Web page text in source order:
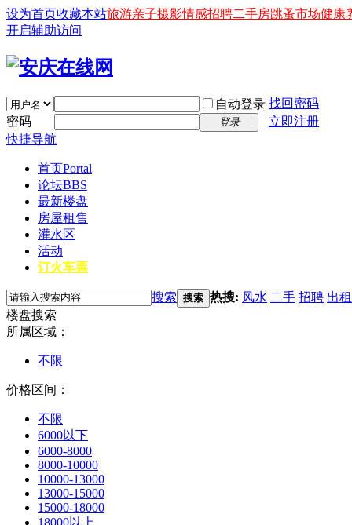
设为首页收藏本站旅游亲子摄影情感招聘二手房跳蚤市场健康
开启辅助访问
自动登录 找回密码
密码
登录
立即注册
快捷导航
首页Portal
论坛BBS
最新楼盘
房屋租售
灌水区
活动
订火车票
搜索 搜索 热搜: 风水 二手 招聘 出租
楼盘搜索
所属区域：
不限
价格区间：
不限
6000以下
6000-8000
8000-10000
10000-13000
13000-15000
15000-18000
18000以上